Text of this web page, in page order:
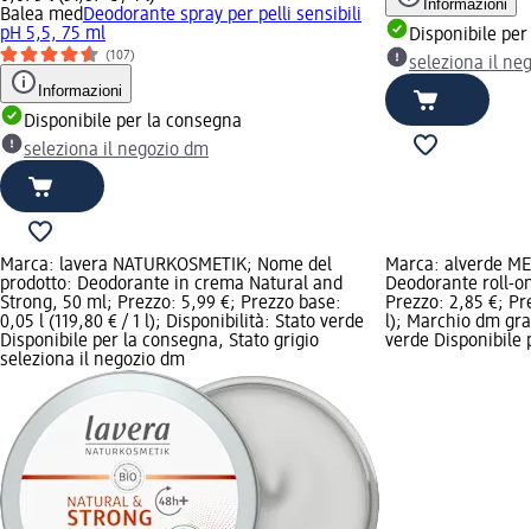
Balea medDeodorante spray per pelli sensibili
pH 5,5, 75 ml
(107)
Informazioni
Disponibile per la consegna
seleziona il negozio dm
Informazioni
Disponibile
seleziona il
Marca: lavera NATURKOSMETIK; Nome del
prodotto: Deodorante in crema Natural and
Strong, 50 ml; Prezzo: 5,99 €; Prezzo base:
0,05 l (119,80 € / 1 l); Disponibilità: Stato verde
Disponibile per la consegna, Stato grigio
seleziona il negozio dm
Marca: alverde
Deodorante roll-
Prezzo: 2,85 €;
l); Marchio dm
verde Disponibile